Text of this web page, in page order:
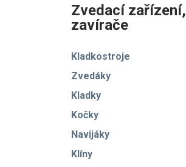
Zvedací zařízení,
zavírače
Kladkostroje
Zvedáky
Kladky
Kočky
Navijáky
Klíny